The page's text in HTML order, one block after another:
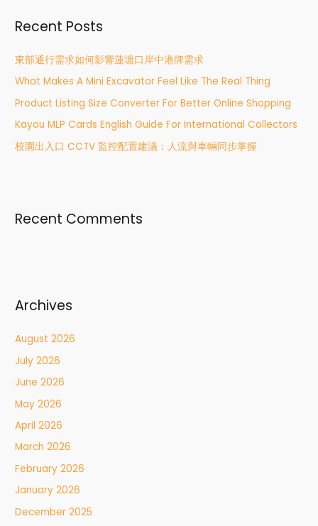
c
f
o
r
:
Recent Posts
東部通行需求如何影響蓮塘口岸中港牌需求
What Makes A Mini Excavator Feel Like The Real Thing
Product Listing Size Converter For Better Online Shopping
Kayou MLP Cards English Guide For International Collectors
校園出入口 CCTV 監控配置建議：人流與車輛同步掌握
Recent Comments
Archives
August 2026
July 2026
June 2026
May 2026
April 2026
March 2026
February 2026
January 2026
December 2025